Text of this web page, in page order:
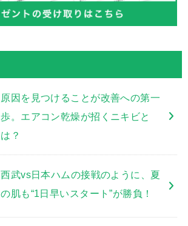
原因を見つけることが改善への第一
歩。エアコン乾燥が招くニキビと
は？
西武vs日本ハムの接戦のように、夏
の肌も“1日早いスタート”が勝負！